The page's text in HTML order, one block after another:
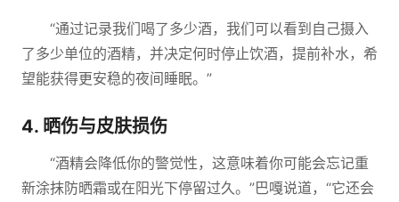
“通过记录我们喝了多少酒，我们可以看到自己摄入
了多少单位的酒精，并决定何时停止饮酒，提前补水，希
望能获得更安稳的夜间睡眠。”
4. 晒伤与皮肤损伤
“酒精会降低你的警觉性，这意味着你可能会忘记重
新涂抹防晒霜或在阳光下停留过久。”巴嘎说道，“它还会